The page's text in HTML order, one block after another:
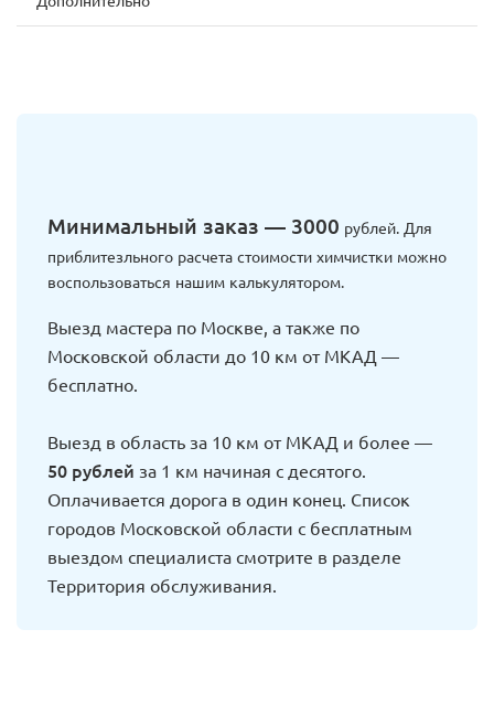
Минимальный заказ — 3000 рублей. Для
приблитезльного расчета стоимости химчистки можно
воспользоваться нашим калькулятором.
Выезд мастера по Москве, а также по
Московской области до 10 км от МКАД —
бесплатно.
Выезд в область за 10 км от МКАД и более —
50 рублей за 1 км начиная с десятого.
Оплачивается дорога в один конец. Список
городов Московской области с бесплатным
выездом специалиста смотрите в разделе
Территория обслуживания.